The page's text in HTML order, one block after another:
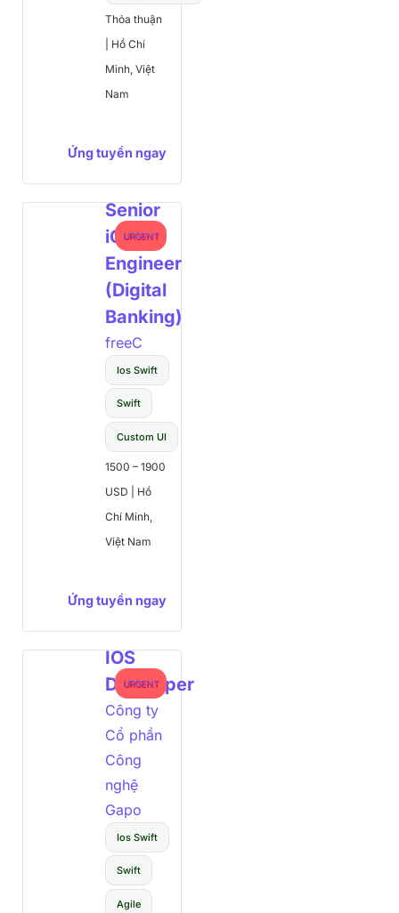
Thỏa thuận
Hồ Chí
Minh, Việt
Nam
Ứng tuyển ngay
Senior
iOS
Engineer
(Digital
Banking)
freeC
Ios Swift
Swift
Custom UI
1500 – 1900
USD
Hồ
Chí Minh,
Việt Nam
URGENT
Ứng tuyển ngay
IOS
Developer
Công ty
Cổ phần
Công
nghệ
Gapo
Ios Swift
Swift
Agile
URGENT